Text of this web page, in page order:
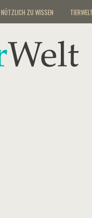
NÜTZLICH ZU WISSEN